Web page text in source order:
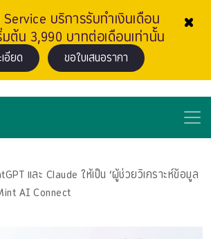
×
บริการรับทำเงินเดือน
มต้น 3,990 บาทต่อเดือนเท่านั้น
อียด ขอใบเสนอราคา
และ Claude ให้เป็น ‘ผู้ช่วยวิเคราะห์ข้อมูล
AI Connect